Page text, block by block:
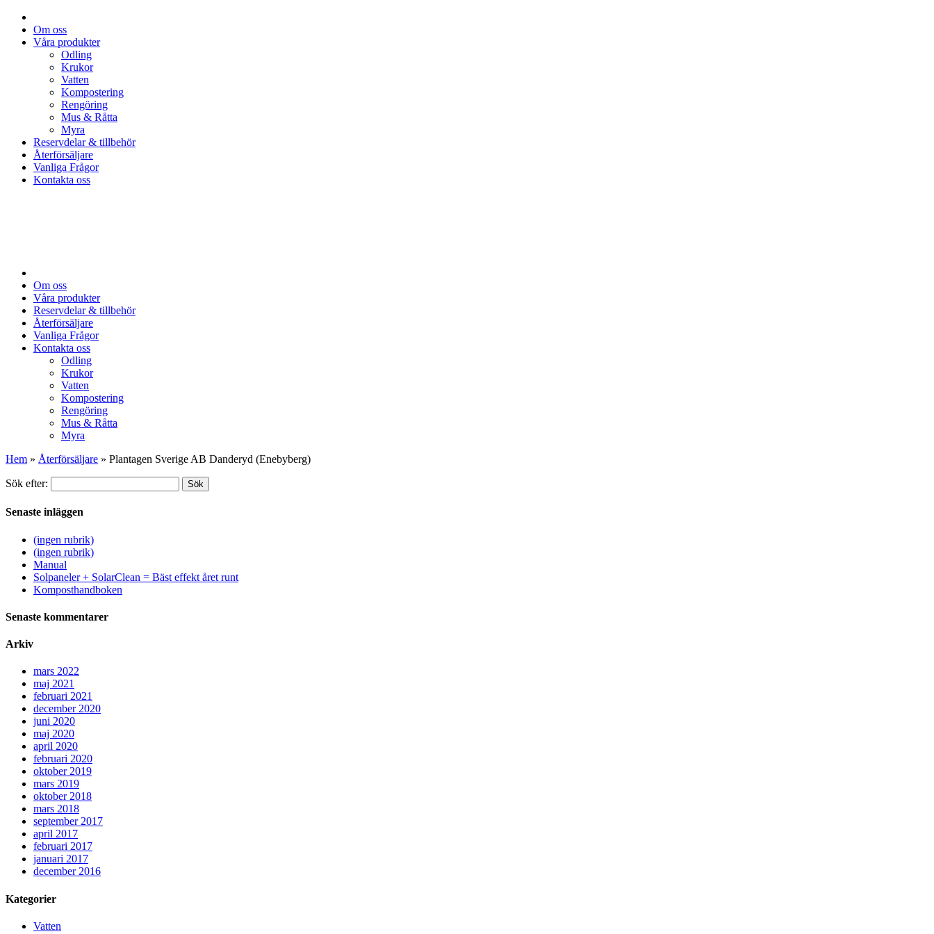
Om oss
Våra produkter
Odling
Krukor
Vatten
Kompostering
Rengöring
Mus & Råtta
Myra
Reservdelar & tillbehör
Återförsäljare
Vanliga Frågor
Kontakta oss
Om oss
Våra produkter
Reservdelar & tillbehör
Återförsäljare
Vanliga Frågor
Kontakta oss
Odling
Krukor
Vatten
Kompostering
Rengöring
Mus & Råtta
Myra
Hem » Återförsäljare » Plantagen Sverige AB Danderyd (Enebyberg)
Sök efter: Sök
Senaste inläggen
(ingen rubrik)
(ingen rubrik)
Manual
Solpaneler + SolarClean = Bäst effekt året runt
Komposthandboken
Senaste kommentarer
Arkiv
mars 2022
maj 2021
februari 2021
december 2020
juni 2020
maj 2020
april 2020
februari 2020
oktober 2019
mars 2019
oktober 2018
mars 2018
september 2017
april 2017
februari 2017
januari 2017
december 2016
Kategorier
Vatten